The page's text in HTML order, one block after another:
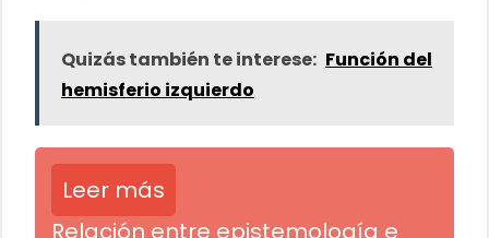
Quizás también te interese: Función del
hemisferio izquierdo
Leer más
Relación entre epistemología e